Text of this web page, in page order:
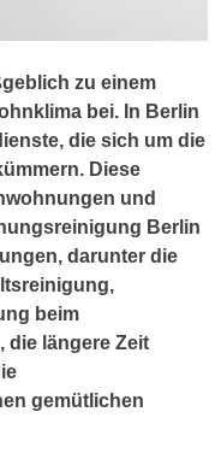
zu einem
bei. In Berlin
die sich um die
Diese
und
Berlin
darunter die
beim
die längere Zeit
gemütlichen